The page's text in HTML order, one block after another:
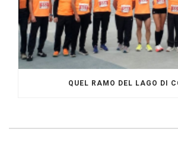
QUEL RAMO DEL LAGO DI